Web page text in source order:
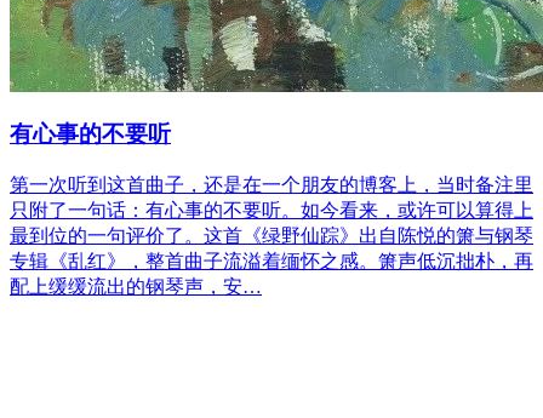
有心事的不要听
第一次听到这首曲子，还是在一个朋友的博客上，当时备注里
只附了一句话：有心事的不要听。如今看来，或许可以算得上
最到位的一句评价了。这首《绿野仙踪》出自陈悦的箫与钢琴
专辑《乱红》，整首曲子流溢着缅怀之感。箫声低沉拙朴，再
配上缓缓流出的钢琴声，安…